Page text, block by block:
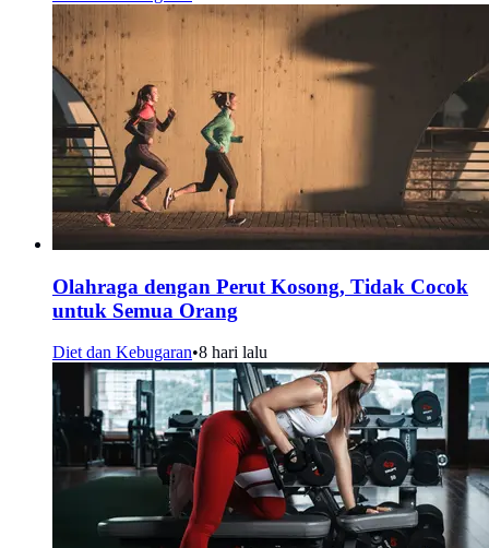
Olahraga dengan Perut Kosong, Tidak Cocok
untuk Semua Orang
Diet dan Kebugaran•8 hari lalu